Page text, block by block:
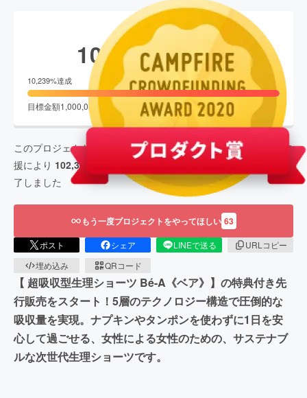
現在の支援総額
102,394,403円
10,239%達成 終了
目標金額1,000,000 円 支援者数 9,062
このプロジェクトは、 2020/06/01に募集を開始し、9,062
人の支
援により 102,394,403 2020/07/15に募集を終
了しました
もう一度プロジェクトをやってほしい 63
ポスト シェア LINEで送る
URLコピー
埋め込み
QRコード
【 超吸収型生理ショーツ Bé-A《ベア》】の特典付き先
行販売をスタート！5層のテクノロジー構造で圧倒的な
吸収量を実現。ナプキンやタンポンを使わずに1日を安
心して過ごせる、女性による女性のための、サステナブ
ルな次世代生理ショーツです。